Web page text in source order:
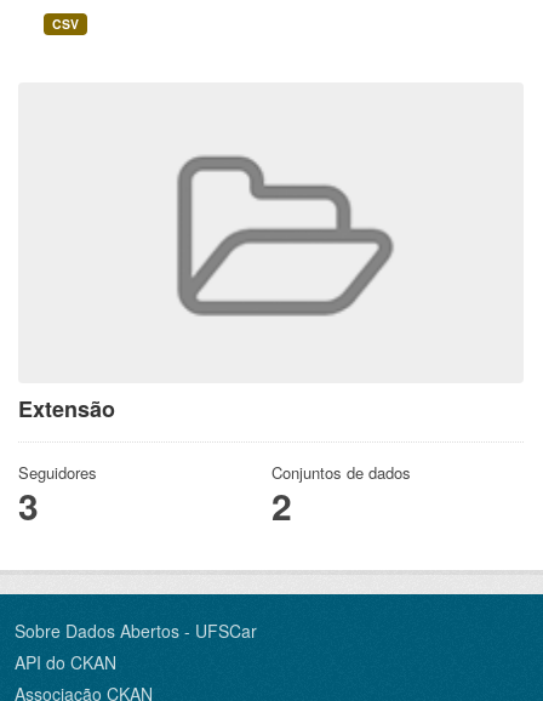
Extensão
Seguidores
3
Conjuntos de dados
2
CSV
Sobre Dados Abertos - UFSCar
API do CKAN
Associação CKAN